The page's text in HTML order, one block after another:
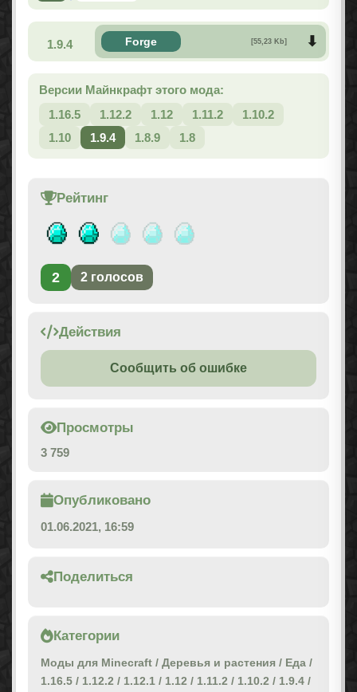
1.9.4 Forge [55,23 Kb]
Версии Майнкрафт этого мода:
1.16.5
1.12.2 1.12 1.11.2
1.10.2
1.10
1.9.4 1.8.9 1.8
Рейтинг
2 2 голосов
Действия
Сообщить об ошибке
Просмотры
3 759
Опубликовано
01.06.2021, 16:59
Поделиться
Категории
Моды для Minecraft / Деревья и растения / Еда /
1.16.5 / 1.12.2 / 1.12.1 / 1.12 / 1.11.2 / 1.10.2 / 1.9.4 /